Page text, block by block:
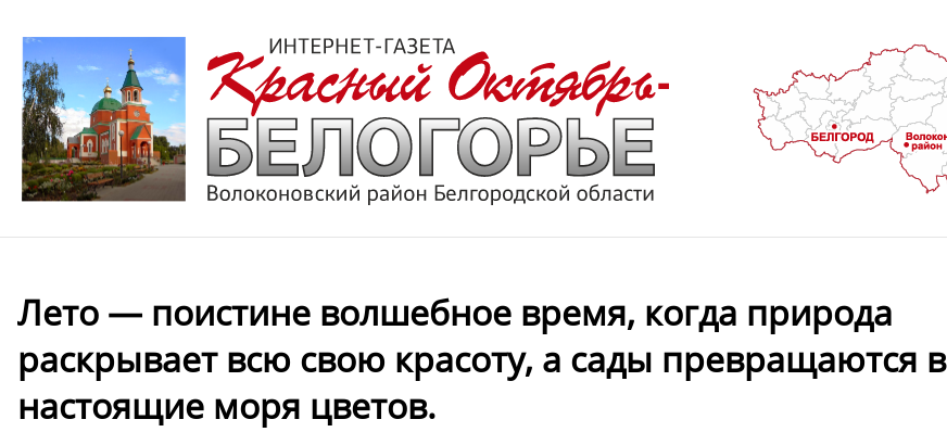
Лето — поистине волшебное время, когда природа
раскрывает всю свою красоту, а сады превращаются в
настоящие моря цветов.